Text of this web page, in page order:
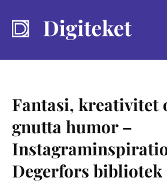
Fantasi, kreativitet
gnutta humor –
Degerfors bibliotek